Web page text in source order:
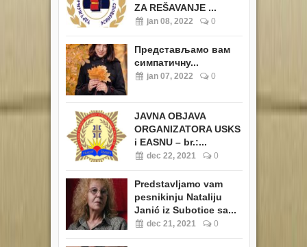
ZA REŠAVANJE ...
jan 08, 2022 0
Представљамо вам
симпатичну...
jan 07, 2022 0
JAVNA OBJAVA
ORGANIZATORA USKS
i EASNU – br.:...
dec 22, 2021 0
Predstavljamo vam
pesnikinju Nataliju
Janić iz Subotice sa...
dec 21, 2021 0